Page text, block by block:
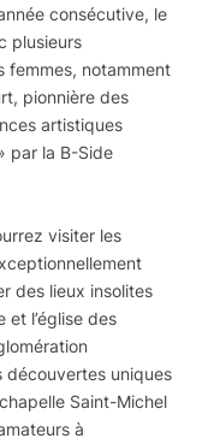
consécutive, le
plusieurs
femmes, notamment
pionnière des
artistiques
par la B-Side
visiter les
des lieux insolites
et l’église des
uniques
Saint-Michel
à